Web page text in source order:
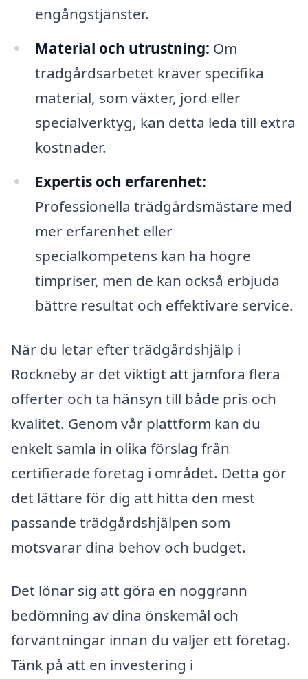
engångstjänster.
Material och utrustning: Om
trädgårdsarbetet kräver specifika
material, som växter, jord eller
specialverktyg, kan detta leda till extra
kostnader.
Expertis och erfarenhet:
Professionella trädgårdsmästare med
mer erfarenhet eller
specialkompetens kan ha högre
timpriser, men de kan också erbjuda
bättre resultat och effektivare service.
När du letar efter trädgårdshjälp i
Rockneby är det viktigt att jämföra flera
offerter och ta hänsyn till både pris och
kvalitet. Genom vår plattform kan du
enkelt samla in olika förslag från
certifierade företag i området. Detta gör
det lättare för dig att hitta den mest
passande trädgårdshjälpen som
motsvarar dina behov och budget.
Det lönar sig att göra en noggrann
bedömning av dina önskemål och
förväntningar innan du väljer ett företag.
Tänk på att en investering i